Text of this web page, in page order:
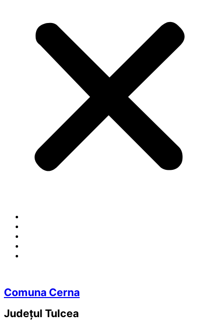
Comuna Cerna
Județul Tulcea